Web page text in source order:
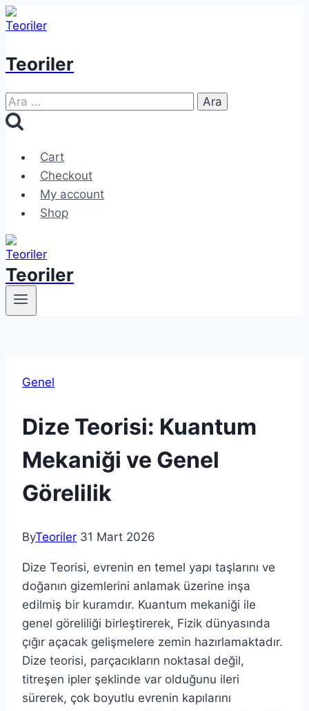
Skip
to
Teoriler
Arama:
Cart
Checkout
My account
Shop
Teoriler
Genel
Dize Teorisi: Kuantum
Mekaniği ve Genel
Görelilik
ByTeoriler 31 Mart 2026
Dize Teorisi, evrenin en temel yapı taşlarını ve
doğanın gizemlerini anlamak üzerine inşa
edilmiş bir kuramdır. Kuantum mekaniği ile
genel göreliliği birleştirerek, Fizik dünyasında
çığır açacak gelişmelere zemin hazırlamaktadır.
Dize teorisi, parçacıkların noktasal değil,
titreşen ipler şeklinde var olduğunu ileri
sürerek, çok boyutlu evrenin kapılarını